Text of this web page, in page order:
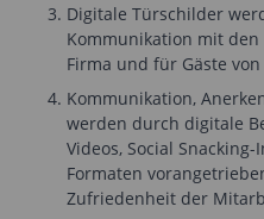
Digitale Türschilder
Kommunikation mit
Firma und für Gäste
Kommunikation,
werden durch digitale
Videos, Social
Formaten
Zufriedenheit der